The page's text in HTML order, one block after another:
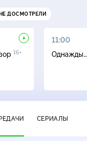
ДОСМОТРЕЛИ
16+
11:00
Однажды…
СЕРИАЛЫ